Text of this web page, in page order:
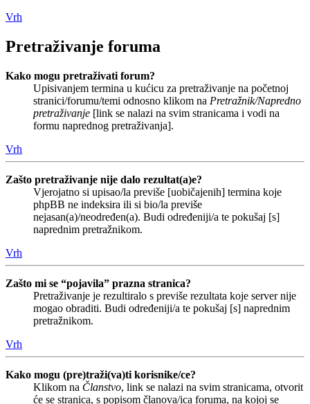
Vrh
Pretraživanje foruma
Kako mogu pretraživati forum?
Upisivanjem termina u kućicu za pretraživanje na početnoj
stranici/forumu/temi odnosno klikom na Pretražnik/Napredno
pretraživanje [link se nalazi na svim stranicama i vodi na
formu naprednog pretraživanja].
Vrh
Zašto pretraživanje nije dalo rezultat(a)e?
Vjerojatno si upisao/la previše [uobičajenih] termina koje
phpBB ne indeksira ili si bio/la previše
nejasan(a)/neodređen(a). Budi određeniji/a te pokušaj [s]
naprednim pretražnikom.
Vrh
Zašto mi se “pojavila” prazna stranica?
Pretraživanje je rezultiralo s previše rezultata koje server nije
mogao obraditi. Budi određeniji/a te pokušaj [s] naprednim
pretražnikom.
Vrh
Kako mogu (pre)traži(va)ti korisnike/ce?
Klikom na Članstvo, link se nalazi na svim stranicama, otvorit
će se stranica, s popisom članova/ica foruma, na kojoj se